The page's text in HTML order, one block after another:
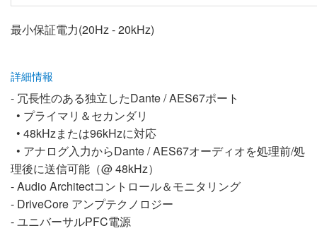
最小保証電力(20Hz - 20kHz)
詳細情報
- 冗長性のある独立したDante / AES67ポート
• プライマリ＆セカンダリ
• 48kHzまたは96kHzに対応
• アナログ入力からDante / AES67オーディオを処理前/処
理後に送信可能（@ 48kHz）
- Audio Architectコントロール＆モニタリング
- DriveCore アンプテクノロジー
- ユニバーサルPFC電源